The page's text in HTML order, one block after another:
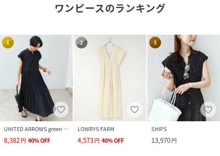
ワンピースのランキング
1
UNITED ARROWS green label relaxing
8,382円 40%OFF
2
LOWRYS FARM
4,573円 40%OFF
3
SHIPS
13,970円